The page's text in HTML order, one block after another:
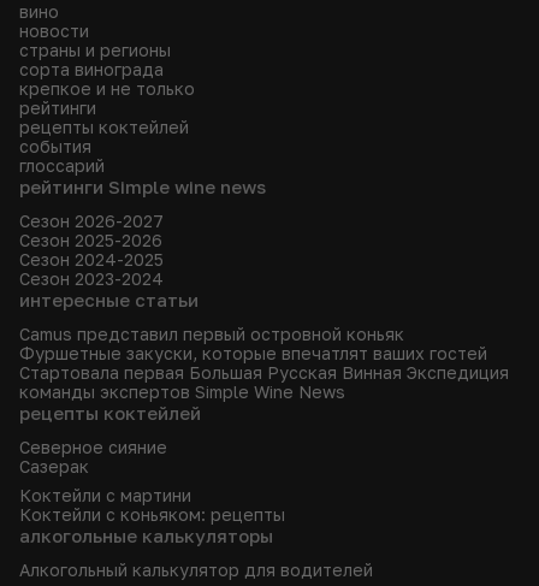
вино
новости
страны и регионы
сорта винограда
крепкое и не только
рейтинги
рецепты коктейлей
события
глоссарий
рейтинги Simple wine news
Сезон 2026-2027
Сезон 2025-2026
Сезон 2024-2025
Сезон 2023-2024
интересные статьи
Camus представил первый островной коньяк
Фуршетные закуски, которые впечатлят ваших гостей
Стартовала первая Большая Русская Винная Экспедиция
команды экспертов Simple Wine News
рецепты коктейлей
Северное сияние
Сазерак
Коктейли с мартини
Коктейли с коньяком: рецепты
алкогольные калькуляторы
Алкогольный калькулятор для водителей